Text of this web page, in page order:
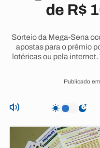
de R$
Sorteio da Mega-Sena
apostas para o prêmio
lotéricas ou pela internet.
Publicado